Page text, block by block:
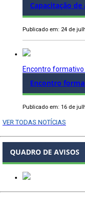
Capacitação
Publicado em: 24 de
Encontro
Encontro
Publicado em: 16 de
VER TODAS NOTÍCIAS
QUADRO DE AVISOS